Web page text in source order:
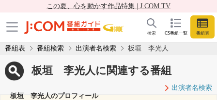
この夏、心を動かす作品特集 | J:COM TV
CS番組一覧 番組表
検索
番組表 番組検索 出演者名検索 板垣 李光人
板垣 李光人に関連する番組
出演者名検索
板垣 李光人のプロフィール